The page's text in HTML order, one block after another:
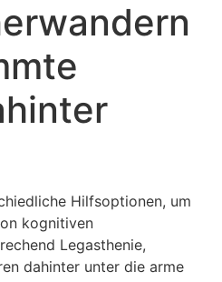
Hilfsoptionen, um
kognitiven
Legasthenie,
dahinter unter die arme